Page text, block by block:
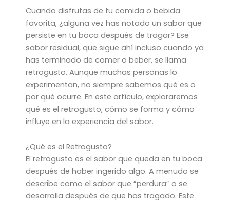
Cuando disfrutas de tu comida o bebida
favorita, ¿alguna vez has notado un sabor que
persiste en tu boca después de tragar? Ese
sabor residual, que sigue ahí incluso cuando ya
has terminado de comer o beber, se llama
retrogusto. Aunque muchas personas lo
experimentan, no siempre sabemos qué es o
por qué ocurre. En este artículo, exploraremos
qué es el retrogusto, cómo se forma y cómo
influye en la experiencia del sabor.
¿Qué es el Retrogusto?
El retrogusto es el sabor que queda en tu boca
después de haber ingerido algo. A menudo se
describe como el sabor que “perdura” o se
desarrolla después de que has tragado. Este